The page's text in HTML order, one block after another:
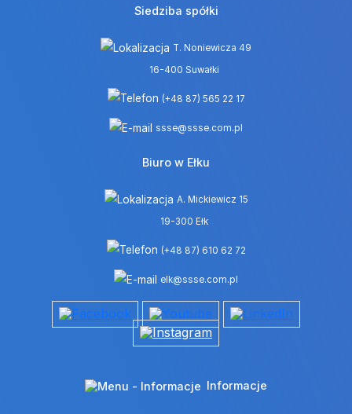
Siedziba spółki
T. Noniewicza 49
16-400 Suwałki
(+48 87) 565 22 17
ssse@ssse.com.pl
Biuro w Ełku
A. Mickiewicz 15
19-300 Ełk
(+48 87) 610 62 72
elk@ssse.com.pl
Informacje